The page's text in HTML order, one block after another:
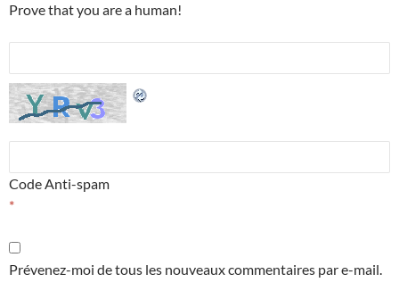
Prove that you are a human!
Code Anti-spam
*
Prévenez-moi de tous les nouveaux commentaires par e-mail.